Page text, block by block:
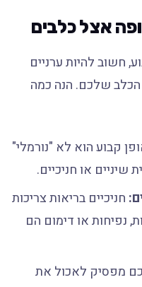
אצל כלבים
להיות ערניים
שלכם. הנה כמה
קבוע הוא לא "נורמלי"
או חניכיים.
חניכיים בריאות צריכות
נפיחות או דימום הם
מפסיק לאכול את